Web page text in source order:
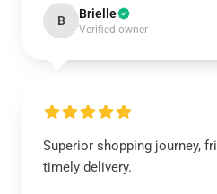
B Brielle
Verified owner
Superior shopping journey,
timely delivery.